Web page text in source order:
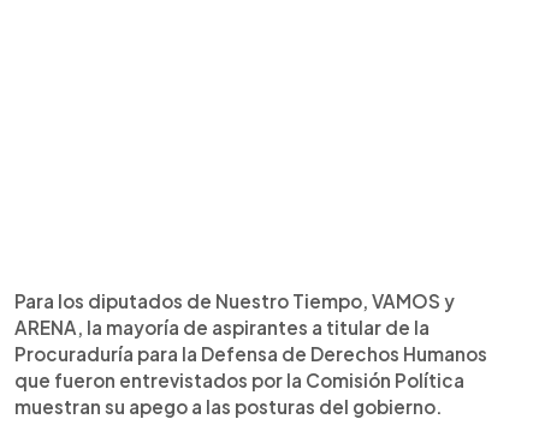
Para los diputados de Nuestro Tiempo, VAMOS y
ARENA, la mayoría de aspirantes a titular de la
Procuraduría para la Defensa de Derechos Humanos
que fueron entrevistados por la Comisión Política
muestran su apego a las posturas del gobierno.